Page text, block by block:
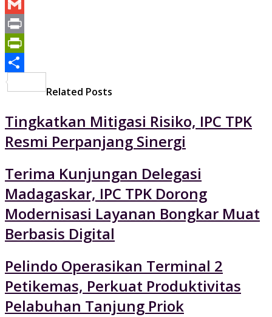
Yahoo
Mail
Gmail
Print
PrintFriendly
Related Posts
Tingkatkan Mitigasi Risiko, IPC TPK
Resmi Perpanjang Sinergi
Terima Kunjungan Delegasi
Madagaskar, IPC TPK Dorong
Modernisasi Layanan Bongkar Muat
Berbasis Digital
Pelindo Operasikan Terminal 2
Petikemas, Perkuat Produktivitas
Pelabuhan Tanjung Priok